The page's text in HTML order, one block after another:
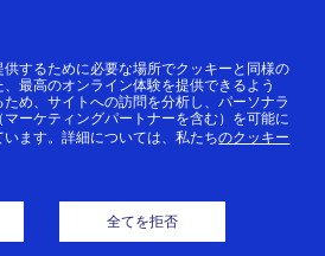
リューション
欺の削減、決済データの保護。
できます。
ナーネットワークは企業の革新
ことができます。
するために必要な場所でクッキーと同様の
最高のオンライン体験を提供できるよう
め、サイトへの訪問を分析し、パーソナラ
ーケティングパートナーを含む）を可能に
ます。詳細については、私たちのクッキー
全てを拒否